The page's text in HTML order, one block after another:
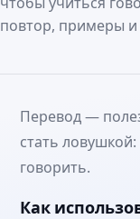
повтор, примеры
Перевод —
стать
говорить.
Как